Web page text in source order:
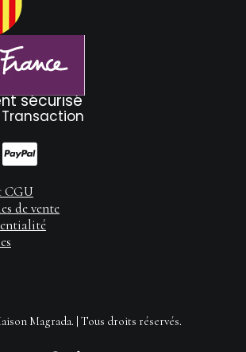
sécurisé
CGU
de vente
Magrada. | Tous droits réservés.